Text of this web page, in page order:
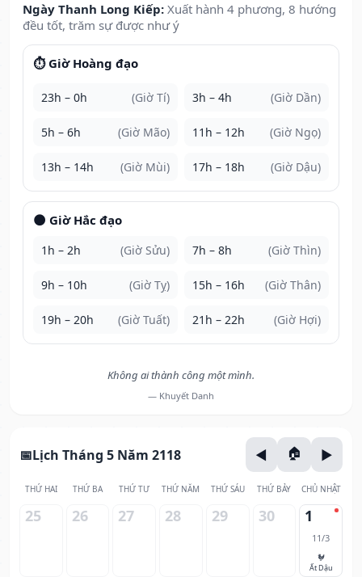
Ngày Thanh Long Kiếp: Xuất hành 4 phương, 8 hướng
đều tốt, trăm sự được như ý
⏱️ Giờ Hoàng đạo
23h – 0h (Giờ Tí) 3h – 4h (Giờ Dần)
5h – 6h (Giờ Mão) 11h – 12h (Giờ Ngọ)
13h – 14h (Giờ Mùi) 17h – 18h (Giờ Dậu)
🌑 Giờ Hắc đạo
1h – 2h (Giờ Sửu) 7h – 8h (Giờ Thìn)
9h – 10h (Giờ Tỵ) 15h – 16h (Giờ Thân)
19h – 20h (Giờ Tuất) 21h – 22h (Giờ Hợi)
Không ai thành công một mình.
— Khuyết Danh
Lịch Tháng 5 Năm 2118
THỨ HAI THỨ BA THỨ TƯ THỨ NĂM THỨ SÁU THỨ BẢY CHỦ NHẬT
25 26 27 28 29 30 1
11/3
🐓
Ất Dậu